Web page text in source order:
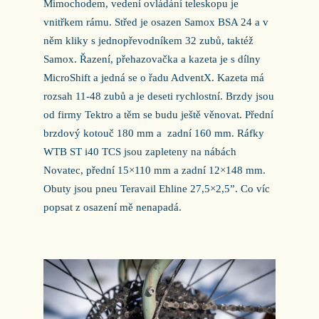
Mimochodem, vedení ovládání teleskopu je
vnitřkem rámu. Střed je osazen Samox BSA 24 a v
něm kliky s jednopřevodníkem 32 zubů, taktéž
Samox. Řazení, přehazovačka a kazeta je s dílny
MicroShift a jedná se o řadu AdventX. Kazeta má
rozsah 11-48 zubů a je deseti rychlostní. Brzdy jsou
od firmy Tektro a těm se budu ještě věnovat. Přední
brzdový kotouč 180 mm a zadní 160 mm. Ráfky
WTB ST i40 TCS jsou zapleteny na nábách
Novatec, přední 15×110 mm a zadní 12×148 mm.
Obuty jsou pneu Teravail Ehline 27,5×2,5”. Co víc
popsat z osazení mě nenapadá.